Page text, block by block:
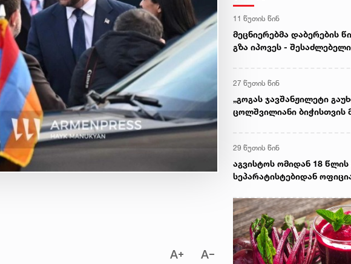
11 წუთის წინ
მეცნიერებმა დაბერების
გზა იპოვეს -
27 წუთის წინ
„გოგას ჯავშანჟილეტი
ცოლშვილიანი ბიჭისთვის
29 წუთის წინ
აგვისტოს ომიდან 18 წლის
სეპარატისტებიდან
ანანიძე